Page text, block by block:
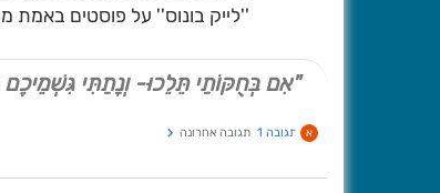
''לייק בונוס'' על פוסטים באמת
"אִם בְּחֻקּוֹתַי תֵּלֵכוּ- וְנָתַתִּי
א תגובה 1 תגובה אחרונה